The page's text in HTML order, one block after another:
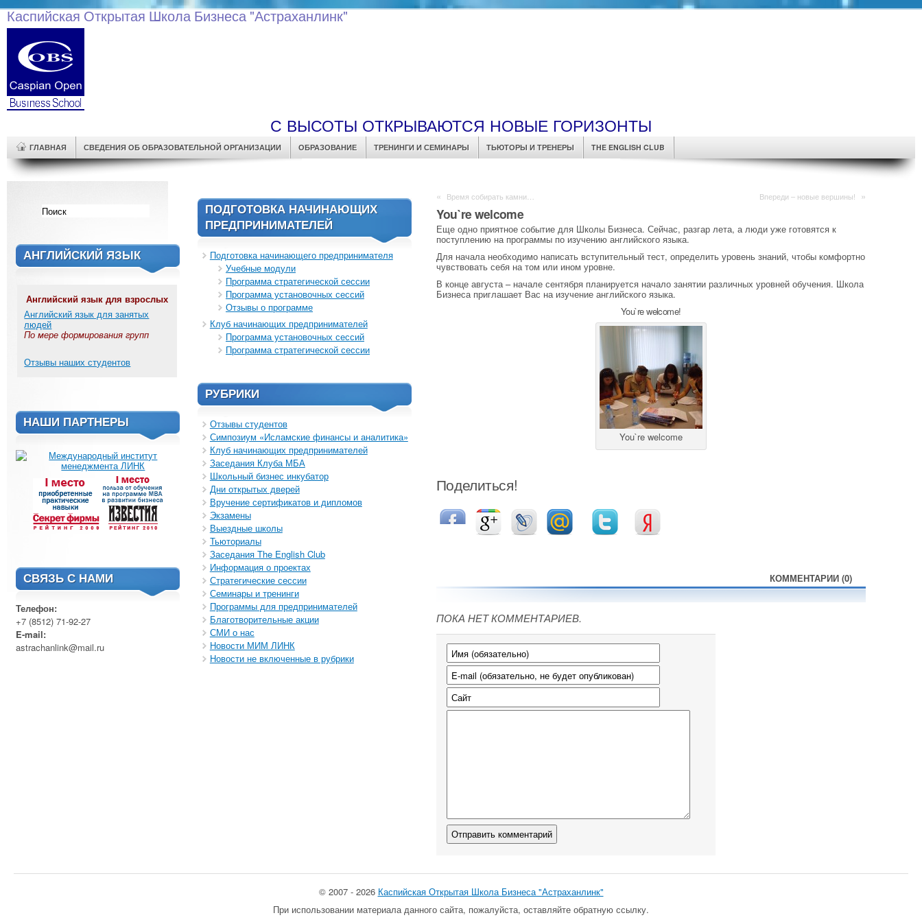
Каспийская Открытая Школа Бизнеса "Астраханлинк"
С ВЫСОТЫ ОТКРЫВАЮТСЯ НОВЫЕ ГОРИЗОНТЫ
ГЛАВНАЯ СВЕДЕНИЯ ОБ ОБРАЗОВАТЕЛЬНОЙ ОРГАНИЗАЦИИ ОБРАЗОВАНИЕ ТРЕНИНГИ И СЕМИНАРЫ ТЬЮТОРЫ И ТРЕНЕРЫ THE ENGLISH CLUB
АНГЛИЙСКИЙ ЯЗЫК
Английский язык для взрослых
Английский язык для занятых
людей
По мере формирования групп
Отзывы наших студентов
НАШИ ПАРТНЕРЫ
СВЯЗЬ С НАМИ
Телефон:
+7 (8512) 71-92-27
E-mail:
astrachanlink@mail.ru
ПОДГОТОВКА НАЧИНАЮЩИХ
ПРЕДПРИНИМАТЕЛЕЙ
Подготовка начинающего предпринимателя
Учебные модули
Программа стратегической сессии
Программа установочных сессий
Отзывы о программе
Клуб начинающих предпринимателей
Программа установочных сессий
Программа стратегической сессии
РУБРИКИ
Отзывы студентов
Симпозиум «Исламские финансы и аналитика»
Клуб начинающих предпринимателей
Заседания Клуба МБА
Школьный бизнес инкубатор
Дни открытых дверей
Вручение сертификатов и дипломов
Экзамены
Выездные школы
Тьюториалы
Заседания The English Club
Информация о проектах
Стратегические сессии
Семинары и тренинги
Программы для предпринимателей
Благотворительные акции
СМИ о нас
Новости МИМ ЛИНК
Новости не включенные в рубрики
« Время собирать камни… Впереди – новые вершины! »
You`re welcome
Еще одно приятное событие для Школы Бизнеса. Сейчас, разгар лета, а люди уже готовятся к
поступлению на программы по изучению английского языка.
Для начала необходимо написать вступительный тест, определить уровень знаний, чтобы комфортно
чувствовать себя на том или ином уровне.
В конце августа – начале сентября планируется начало занятии различных уровней обучения. Школа
Бизнеса приглашает Вас на изучение английского языка.
You`re welcome!
You`re welcome
Поделиться!
КОММЕНТАРИИ (0)
ПОКА НЕТ КОММЕНТАРИЕВ.
© 2007 - 2026 Каспийская Открытая Школа Бизнеса "Астраханлинк"
При использовании материала данного сайта, пожалуйста, оставляйте обратную ссылку.